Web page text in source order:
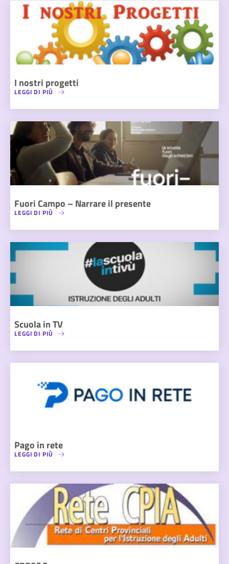
I nostri progetti
LEGGI DI PIÙ
Fuori Campo – Narrare il presente
LEGGI DI PIÙ
Scuola in TV
LEGGI DI PIÙ
Pago in rete
LEGGI DI PIÙ